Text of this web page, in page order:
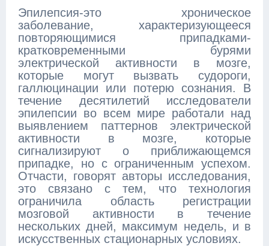
Эпилепсия-это хроническое
заболевание, характеризующееся
повторяющимися припадками-
кратковременными бурями
электрической активности в мозге,
которые могут вызвать судороги,
галлюцинации или потерю сознания. В
течение десятилетий исследователи
эпилепсии во всем мире работали над
выявлением паттернов электрической
активности в мозге, которые
сигнализируют о приближающемся
припадке, но с ограниченным успехом.
Отчасти, говорят авторы исследования,
это связано с тем, что технология
ограничила область регистрации
мозговой активности в течение
нескольких дней, максимум недель, и в
искусственных стационарных условиях.